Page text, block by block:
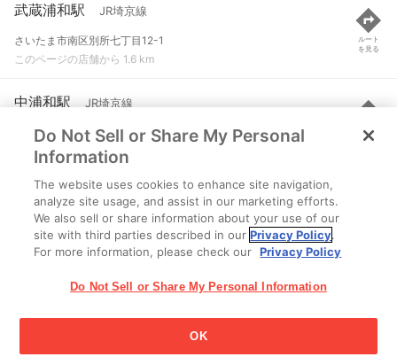
武蔵浦和駅 JR埼京線
さいたま市南区別所七丁目12-1
このページの店舗から 1.6 km
ルート
を見る
中浦和駅 JR埼京線
さいたま市南区鹿手袋１丁目
このページの店舗から 1.7 km
ルート
を見る
南浦和駅 JR武蔵野線 など
さいたま市南区南浦和２丁目
このページの店舗から 1.7 km
江崎グリコ株式会社 Copyright © 2025 Ezaki Glico Co., Ltd.
Do Not Sell or Share My Personal
Information
The website uses cookies to enhance site navigation,
analyze site usage, and assist in our marketing efforts.
We also sell or share information about your use of our
site with third parties described in ourPrivacy Policy.
For more information, please check our Privacy Policy
Do Not Sell or Share My Personal Information
OK